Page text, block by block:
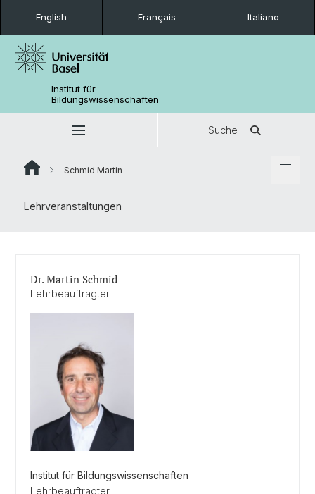
English Français Italiano
Institut für
Bildungswissenschaften
Suche
Schmid Martin
Lehrveranstaltungen
Dr. Martin Schmid
Lehrbeauftragter
Institut für Bildungswissenschaften
Lehrbeauftragter